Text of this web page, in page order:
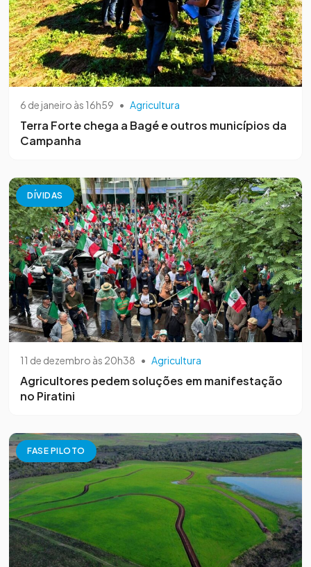
6 de janeiro às 16h59 • Agricultura
Terra Forte chega a Bagé e outros municípios da
Campanha
DÍVIDAS
11 de dezembro às 20h38 • Agricultura
Agricultores pedem soluções em manifestação
no Piratini
FASE PILOTO